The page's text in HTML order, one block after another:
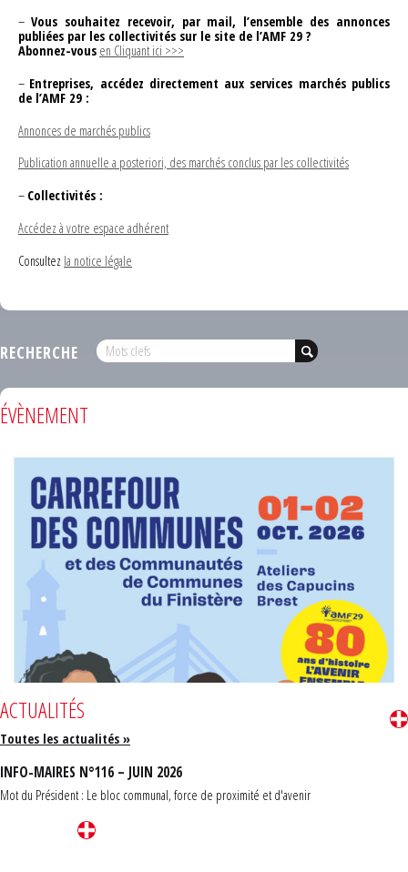
– Vous souhaitez recevoir, par mail, l’ensemble des annonces
publiées par les collectivités sur le site de l’AMF 29 ?
Abonnez-vous en Cliquant ici >>>
– Entreprises, accédez directement aux services marchés publics
de l’AMF 29 :
Annonces de marchés publics
Publication annuelle a posteriori, des marchés conclus par les collectivités
– Collectivités :
Accédez à votre espace adhérent
Consultez la notice légale
RECHERCHE
ÉVÈNEMENT
ACTUALITÉS
Toutes les actualités »
INFO-MAIRES N°116 – JUIN 2026
Mot du Président : Le bloc communal, force de proximité et d'avenir